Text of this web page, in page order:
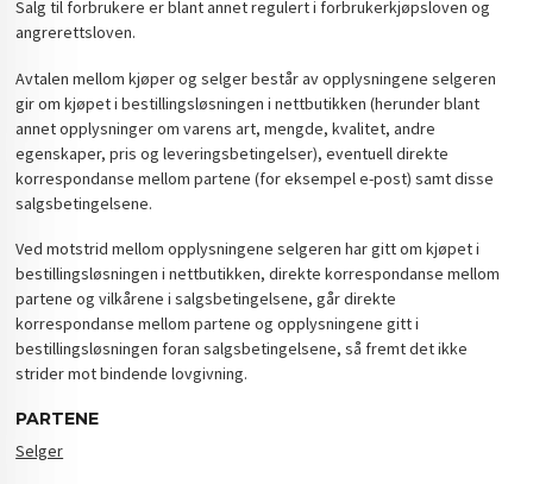
Salg til forbrukere er blant annet regulert i forbrukerkjøpsloven og
angrerettsloven.
Avtalen mellom kjøper og selger består av opplysningene selgeren
gir om kjøpet i bestillingsløsningen i nettbutikken (herunder blant
annet opplysninger om varens art, mengde, kvalitet, andre
egenskaper, pris og leveringsbetingelser), eventuell direkte
korrespondanse mellom partene (for eksempel e-post) samt disse
salgsbetingelsene.
Ved motstrid mellom opplysningene selgeren har gitt om kjøpet i
bestillingsløsningen i nettbutikken, direkte korrespondanse mellom
partene og vilkårene i salgsbetingelsene, går direkte
korrespondanse mellom partene og opplysningene gitt i
bestillingsløsningen foran salgsbetingelsene, så fremt det ikke
strider mot bindende lovgivning.
PARTENE
Selger